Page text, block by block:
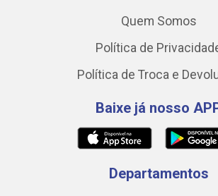
Quem Somos
Política de
Política de Troca e
Baixe já nosso
Departamentos